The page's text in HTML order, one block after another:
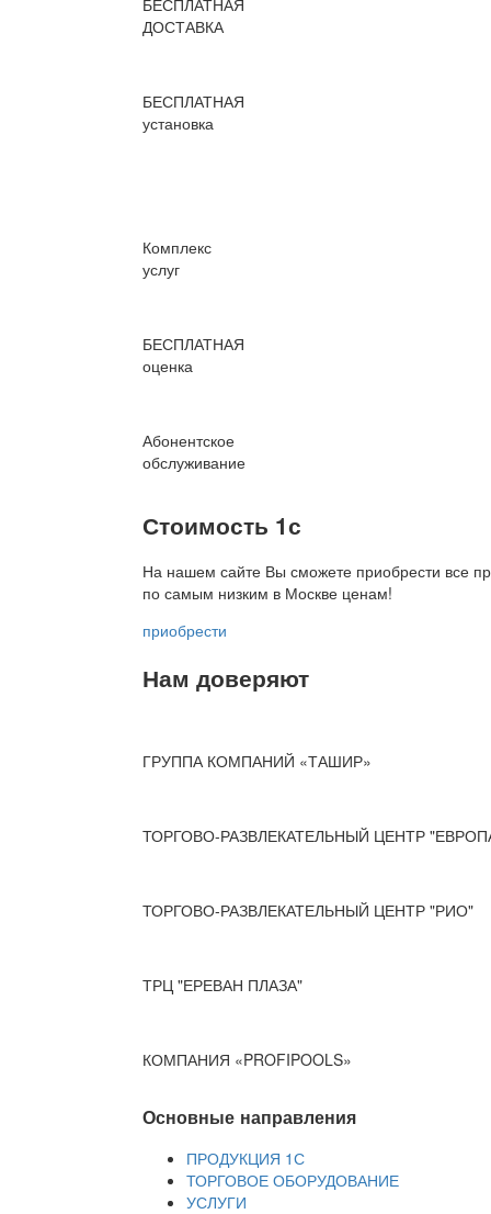
БЕСПЛАТНАЯ
ДОСТАВКА
БЕСПЛАТНАЯ
установка
Комплекс
услуг
БЕСПЛАТНАЯ
оценка
Абонентское
обслуживание
Стоимость 1с
На нашем сайте Вы сможете приобрести все
по самым низким в Москве ценам!
приобрести
Нам доверяют
ГРУППА КОМПАНИЙ «ТАШИР»
ТОРГОВО-РАЗВЛЕКАТЕЛЬНЫЙ ЦЕНТР
ТОРГОВО-РАЗВЛЕКАТЕЛЬНЫЙ ЦЕНТР "РИО"
ТРЦ "ЕРЕВАН ПЛАЗА"
КОМПАНИЯ «PROFIPOOLS»
Основные направления
ПРОДУКЦИЯ 1С
ТОРГОВОЕ ОБОРУДОВАНИЕ
УСЛУГИ